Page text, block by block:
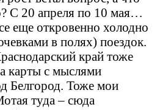
С 20 апреля по 10 мая…
еще откровенно холодно
в полях) поездок.
край тоже
карты с мыслями
Белгород. Тоже мои
туда – сюда